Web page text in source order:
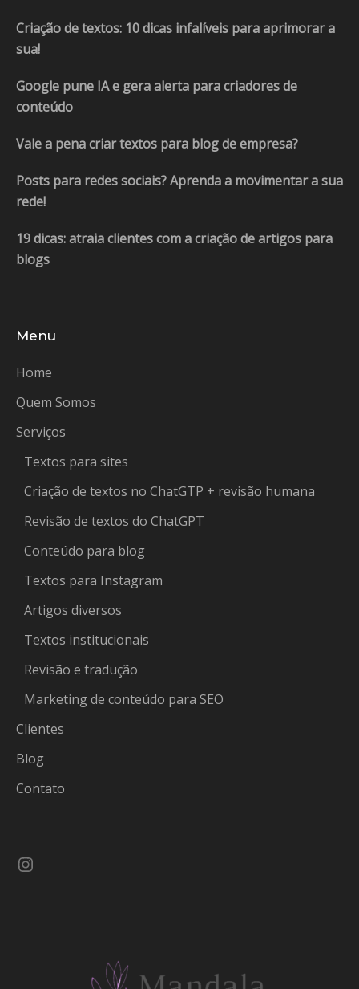
Criação de textos: 10 dicas infalíveis para aprimorar a
sua!
Google pune IA e gera alerta para criadores de
conteúdo
Vale a pena criar textos para blog de empresa?
Posts para redes sociais? Aprenda a movimentar a sua
rede!
19 dicas: atraia clientes com a criação de artigos para
blogs
Menu
Home
Quem Somos
Serviços
Textos para sites
Criação de textos no ChatGTP + revisão humana
Revisão de textos do ChatGPT
Conteúdo para blog
Textos para Instagram
Artigos diversos
Textos institucionais
Revisão e tradução
Marketing de conteúdo para SEO
Clientes
Blog
Contato
Instagram